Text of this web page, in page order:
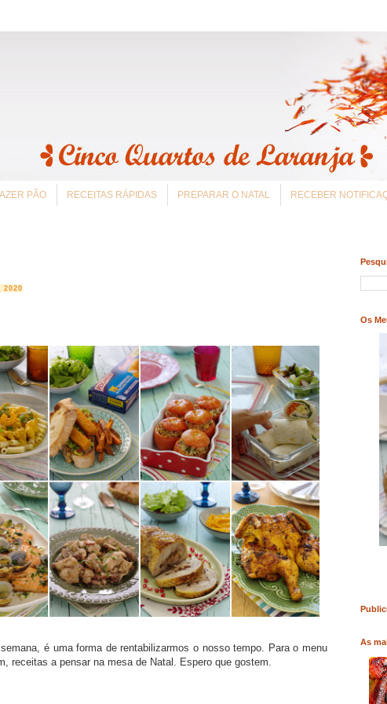
PÃO RECEITAS RÁPIDAS PREPARAR O NATAL RECEBER
é uma forma de rentabilizarmos o nosso tempo. Para o menu
receitas a pensar na mesa de Natal. Espero que gostem.
Os
LIVRO COMPRAR LIVRO COMPRAR LIVRO
As